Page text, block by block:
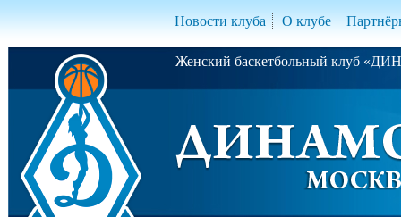
Новости клуба О клубе
Женский баскетбольный клуб